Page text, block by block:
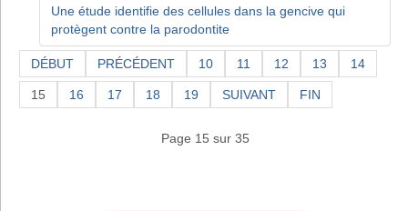
Une étude identifie des cellules dans la gencive qui
protègent contre la parodontite
DÉBUT PRÉCÉDENT 10 11 12 13 14
15 16 17 18 19 SUIVANT FIN
Page 15 sur 35